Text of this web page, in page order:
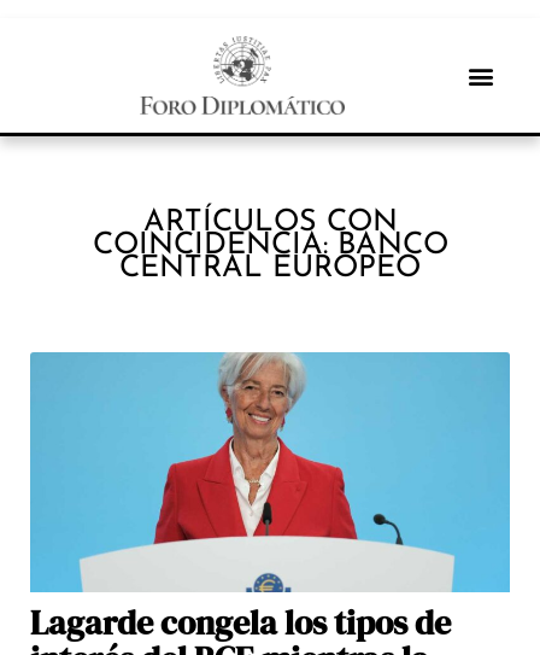
ARTÍCULOS CON
COINCIDENCIA: BANCO
CENTRAL EUROPEO
Lagarde congela los tipos de